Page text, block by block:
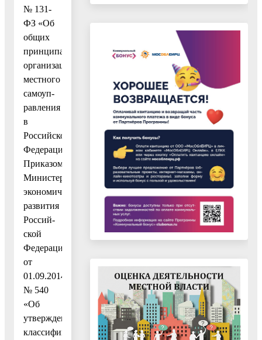
№ 131-
ФЗ «Об
общих
принципах
организации
местного
самоуп-
равления
в
Российской
Федерации»,
Приказом
Министерства
экономического
развития
Россий-
ской
Федерации
от
01.09.2014
№ 540
«Об
утверждении
классификатора